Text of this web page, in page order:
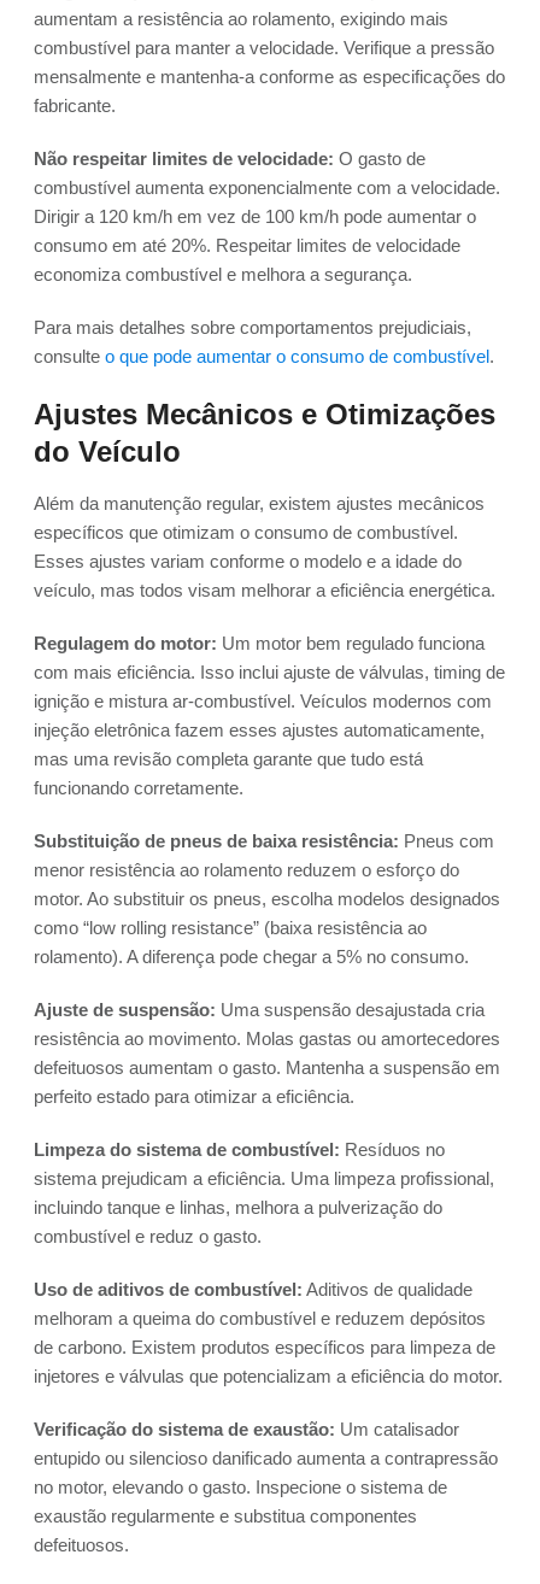
aumentam a resistência ao rolamento, exigindo mais
combustível para manter a velocidade. Verifique a pressão
mensalmente e mantenha-a conforme as especificações do
fabricante.
Não respeitar limites de velocidade: O gasto de
combustível aumenta exponencialmente com a velocidade.
Dirigir a 120 km/h em vez de 100 km/h pode aumentar o
consumo em até 20%. Respeitar limites de velocidade
economiza combustível e melhora a segurança.
Para mais detalhes sobre comportamentos prejudiciais,
consulte o que pode aumentar o consumo de combustível.
Ajustes Mecânicos e Otimizações
do Veículo
Além da manutenção regular, existem ajustes mecânicos
específicos que otimizam o consumo de combustível.
Esses ajustes variam conforme o modelo e a idade do
veículo, mas todos visam melhorar a eficiência energética.
Regulagem do motor: Um motor bem regulado funciona
com mais eficiência. Isso inclui ajuste de válvulas, timing de
ignição e mistura ar-combustível. Veículos modernos com
injeção eletrônica fazem esses ajustes automaticamente,
mas uma revisão completa garante que tudo está
funcionando corretamente.
Substituição de pneus de baixa resistência: Pneus com
menor resistência ao rolamento reduzem o esforço do
motor. Ao substituir os pneus, escolha modelos designados
como “low rolling resistance” (baixa resistência ao
rolamento). A diferença pode chegar a 5% no consumo.
Ajuste de suspensão: Uma suspensão desajustada cria
resistência ao movimento. Molas gastas ou amortecedores
defeituosos aumentam o gasto. Mantenha a suspensão em
perfeito estado para otimizar a eficiência.
Limpeza do sistema de combustível: Resíduos no
sistema prejudicam a eficiência. Uma limpeza profissional,
incluindo tanque e linhas, melhora a pulverização do
combustível e reduz o gasto.
Uso de aditivos de combustível: Aditivos de qualidade
melhoram a queima do combustível e reduzem depósitos
de carbono. Existem produtos específicos para limpeza de
injetores e válvulas que potencializam a eficiência do motor.
Verificação do sistema de exaustão: Um catalisador
entupido ou silencioso danificado aumenta a contrapressão
no motor, elevando o gasto. Inspecione o sistema de
exaustão regularmente e substitua componentes
defeituosos.